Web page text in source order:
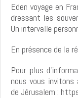
Eden voyage en
dressant les
Un intervalle
En présence de la
Pour plus
nous vous
de Jérusalem :